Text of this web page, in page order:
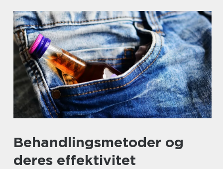
Behandlingsmetoder og
deres effektivitet